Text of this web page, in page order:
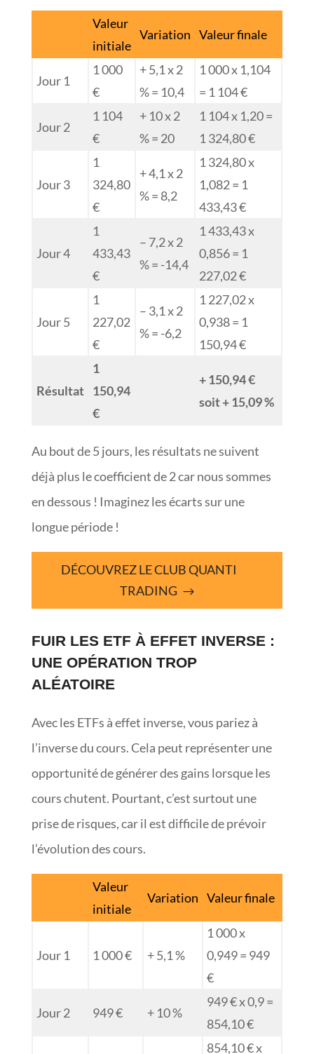
Valeur
initiale
Variation Valeur finale
Jour 1
1 000
€
+ 5,1 x 2
% = 10,4
1 000 x 1,104
= 1 104 €
Jour 2
1 104
€
+ 10 x 2
% = 20
1 104 x 1,20 =
1 324,80 €
Jour 3
1
324,80
€
+ 4,1 x 2
% = 8,2
1 324,80 x
1,082 = 1
433,43 €
Jour 4
1
433,43
€
– 7,2 x 2
% = -14,4
1 433,43 x
0,856 = 1
227,02 €
Jour 5
1
227,02
€
– 3,1 x 2
% = -6,2
1 227,02 x
0,938 = 1
150,94 €
Résultat
1
150,94
€
+ 150,94 €
soit + 15,09 %
Au bout de 5 jours, les résultats ne suivent
déjà plus le coefficient de 2 car nous sommes
en dessous ! Imaginez les écarts sur une
longue période !
DÉCOUVREZ LE CLUB QUANTI
TRADING
FUIR LES ETF À EFFET INVERSE :
UNE OPÉRATION TROP
ALÉATOIRE
Avec les ETFs à effet inverse, vous pariez à
l’inverse du cours. Cela peut représenter une
opportunité de générer des gains lorsque les
cours chutent. Pourtant, c’est surtout une
prise de risques, car il est difficile de prévoir
l’évolution des cours.
Valeur
initiale
Variation Valeur finale
Jour 1 1 000 € + 5,1 %
1 000 x
0,949 = 949
€
Jour 2 949 € + 10 %
949 € x 0,9 =
854,10 €
854,10 € x